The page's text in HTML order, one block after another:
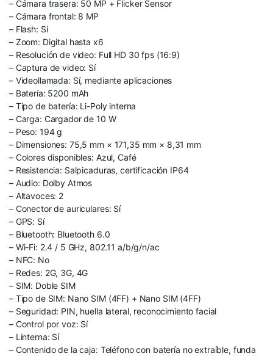
– Cámara trasera: 50 MP + Flicker Sensor
– Cámara frontal: 8 MP
– Flash: Sí
– Zoom: Digital hasta x6
– Resolución de video: Full HD 30 fps (16:9)
– Captura de video: Sí
– Videollamada: Sí, mediante aplicaciones
– Batería: 5200 mAh
– Tipo de batería: Li-Poly interna
– Carga: Cargador de 10 W
– Peso: 194 g
– Dimensiones: 75,5 mm × 171,35 mm × 8,31 mm
– Colores disponibles: Azul, Café
– Resistencia: Salpicaduras, certificación IP64
– Audio: Dolby Atmos
– Altavoces: 2
– Conector de auriculares: Sí
– GPS: Sí
– Bluetooth: Bluetooth 6.0
– Wi-Fi: 2.4 / 5 GHz, 802.11 a/b/g/n/ac
– NFC: No
– Redes: 2G, 3G, 4G
– SIM: Doble SIM
– Tipo de SIM: Nano SIM (4FF) + Nano SIM (4FF)
– Seguridad: PIN, huella lateral, reconocimiento facial
– Control por voz: Sí
– Linterna: Sí
– Contenido de la caja: Teléfono con batería no extraíble, funda